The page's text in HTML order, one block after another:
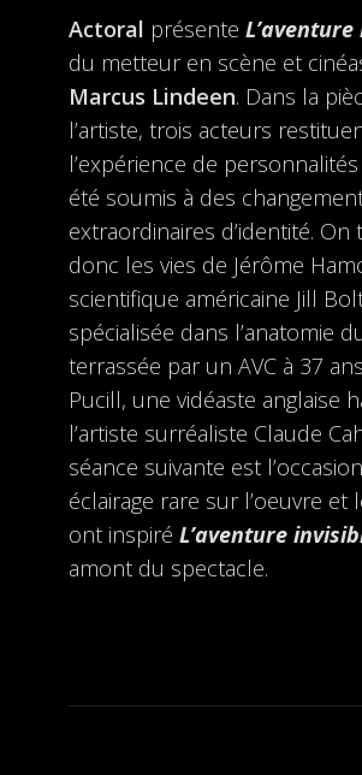
Actoral présente
du metteur en scène et
Marcus Lindeen. Dans la
l’artiste, trois acteurs
l’expérience de
été soumis à des
extraordinaires d’identité. On
donc les vies de Jérôme
scientifique américaine Jill
spécialisée dans l’anatomie
terrassée par un AVC à 37
Pucill, une vidéaste anglaise
l’artiste surréaliste Claude
séance suivante est
éclairage rare sur l’oeuvre et
ont inspiré L’aventure
amont du spectacle.